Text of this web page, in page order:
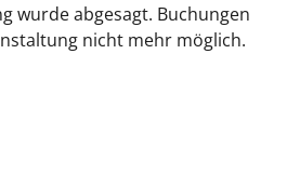
wurde abgesagt. Buchungen
nicht mehr möglich.